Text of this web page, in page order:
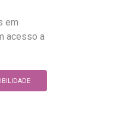
em
acesso a